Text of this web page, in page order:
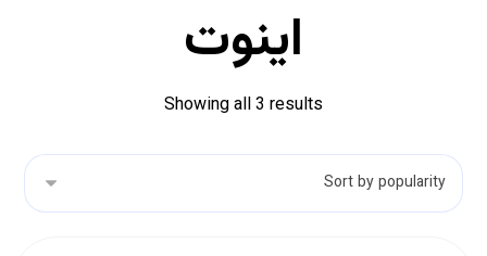
اینوت
Showing all 3 results